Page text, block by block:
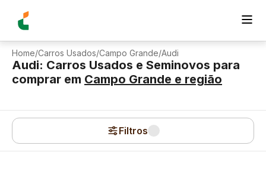
Home/Carros Usados/Campo Grande/Audi
Audi: Carros Usados e Seminovos para
comprar em Campo Grande e região
Filtros